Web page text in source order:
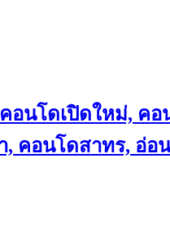
อนโดเปิดใหม่,
, คอนโดสาทร, อ่อ